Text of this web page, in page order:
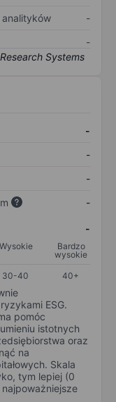
-
-
-
-
-
-
-
Wysokie
Bardzo
wysokie
30-40 40+
ESG.
pomóc
istotnych
oraz
na
Skala
tym lepiej (0